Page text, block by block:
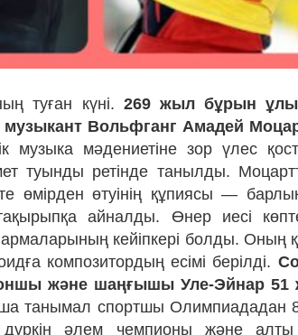
туған күні. 269 жыл бұрын ұлы
Вольфганг Амадей
музыка мәдениетіне зор үлес
туынды ретінде танылды.
өтуінің құпиясы — барлық
айналды. Өнер иесі
кейіпкері болды. Оның
композитордың есімі берілді.
және шаңғышы Уле-Эйнар 51
танымал спортшы Олимпиададан
әлем чемпионы және алты